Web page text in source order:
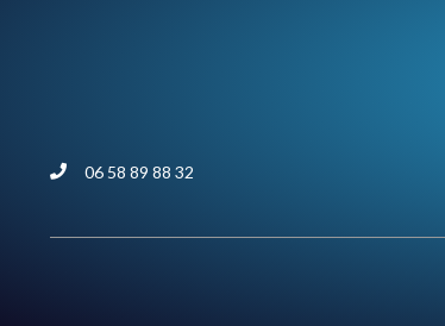
06 58 89 88 32